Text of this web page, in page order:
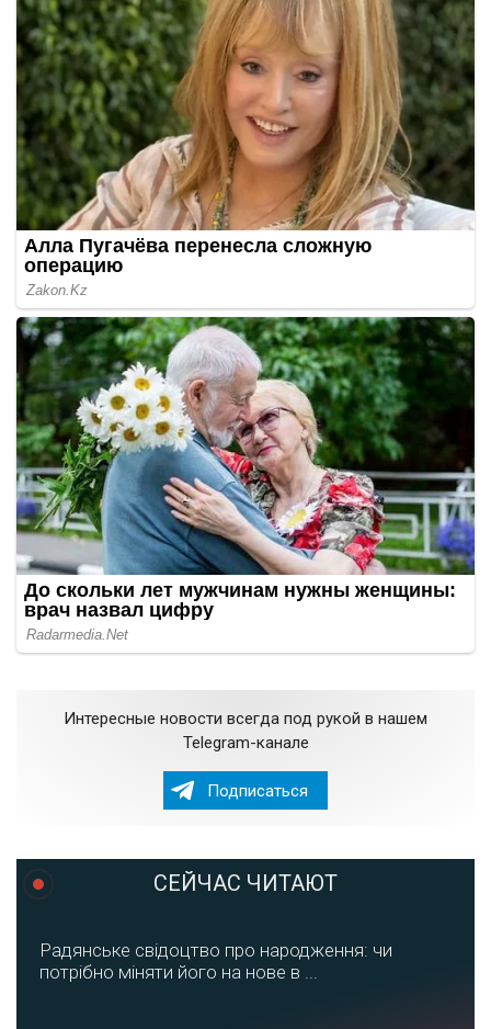
Интересные новости всегда под рукой в нашем
Telegram-канале
Подписаться
СЕЙЧАС ЧИТАЮТ
Радянське свідоцтво про народження: чи
потрібно міняти його на нове в ...